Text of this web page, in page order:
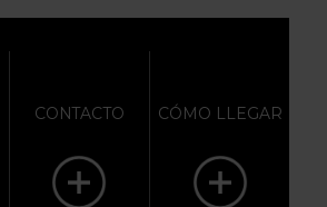
CONTACTO CÓMO LLEGAR